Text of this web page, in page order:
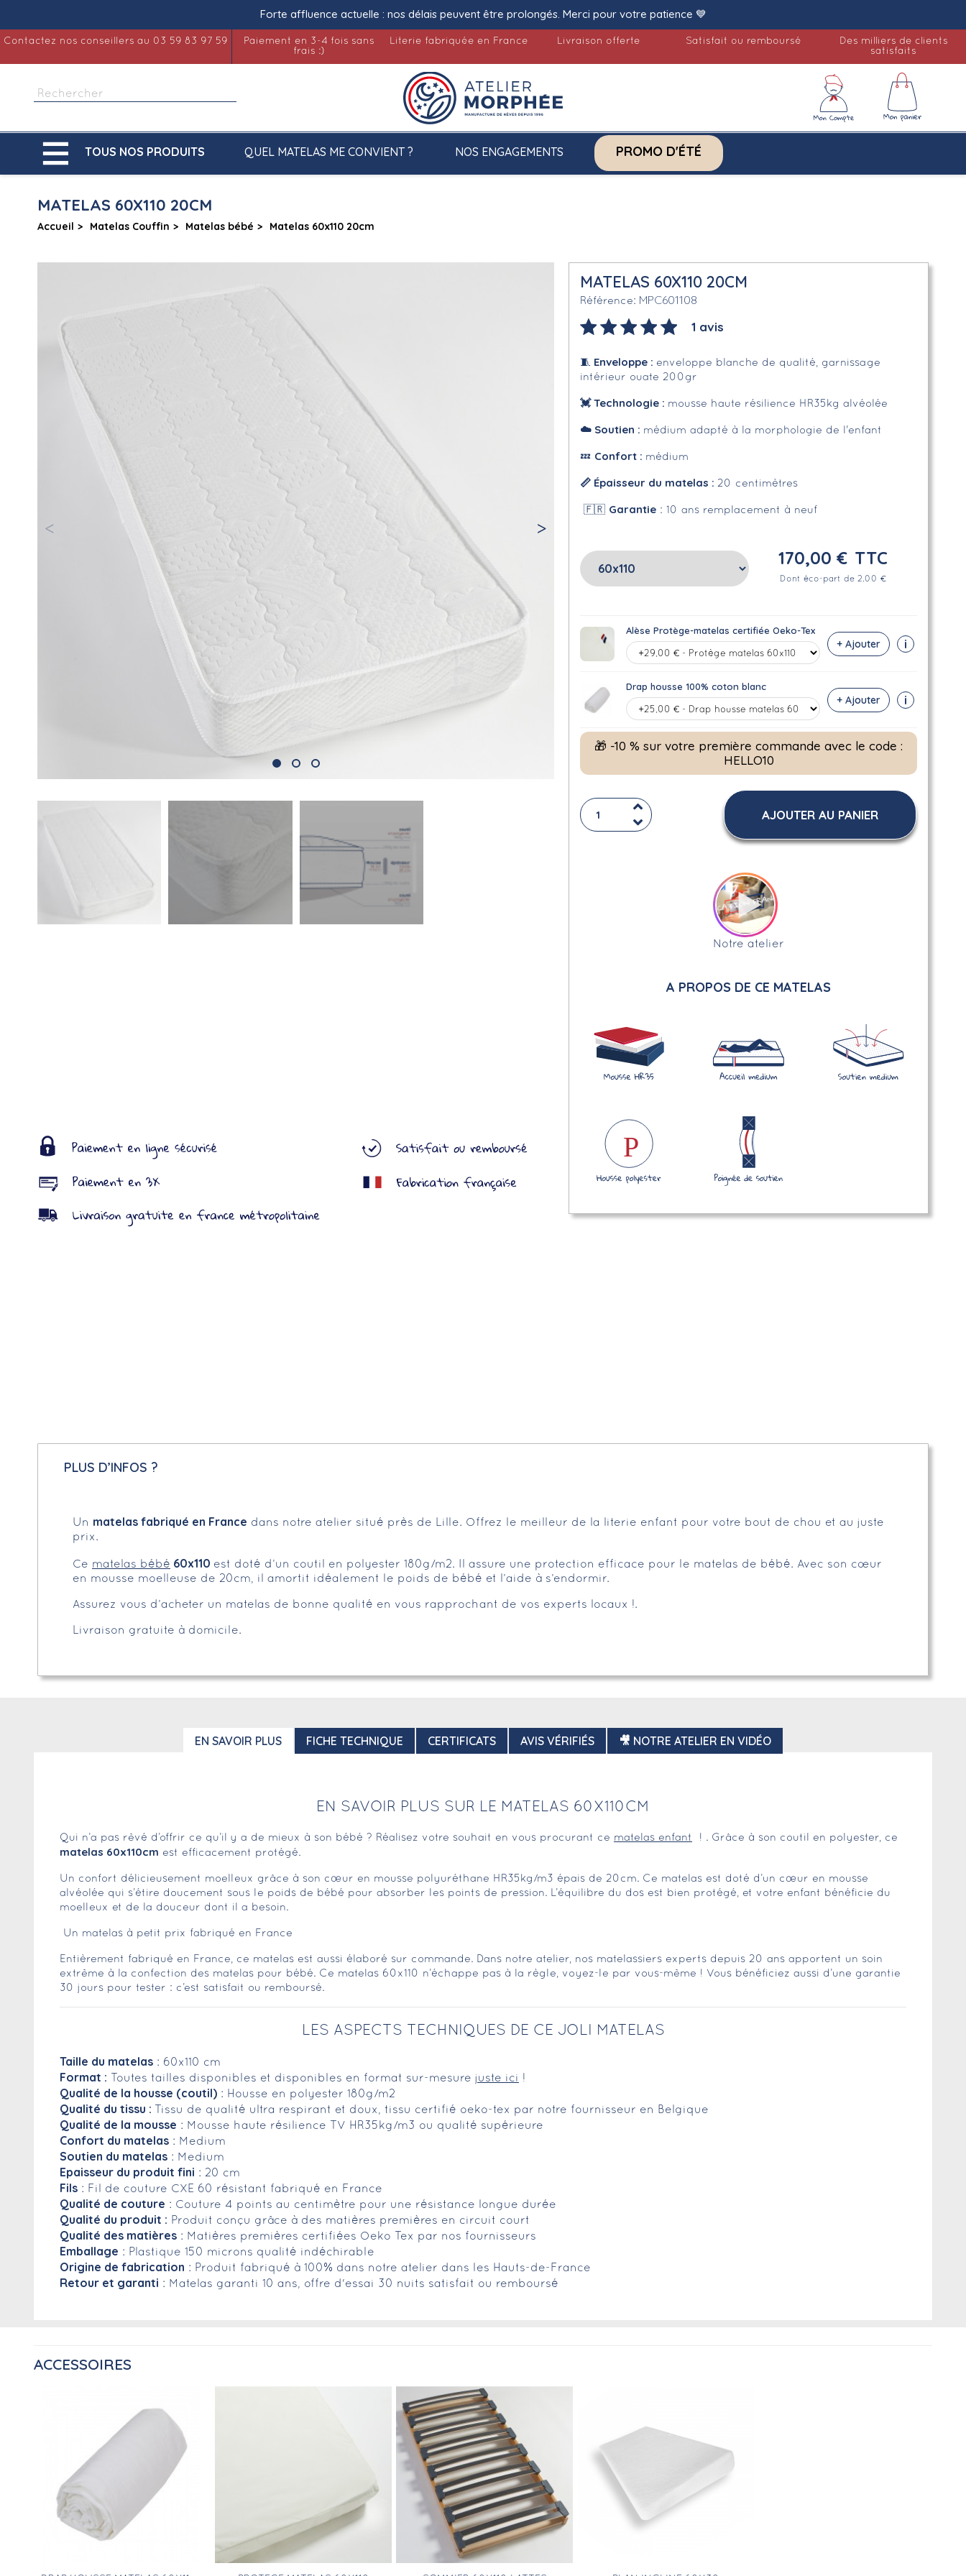
Forte affluence actuelle : nos délais peuvent être prolongés. Merci pour votre patience 💙
Contactez nos conseillers au 03 59 83 97 59
Paiement en 3-4 fois sans
frais :)
Literie fabriquée en France Livraison offerte Satisfait ou remboursé
Des milliers de clients
satisfaits
 TOUS NOS PRODUITS QUEL MATELAS ME CONVIENT ? NOS ENGAGEMENTS PROMO D'ÉTÉ
MATELAS 60X110 20CM
Accueil Matelas Couffin Matelas bébé Matelas 60x110 20cm
MATELAS 60X110 20CM
Référence MPC601108
1 avis
🧵 Enveloppe : enveloppe blanche de qualité, garnissage
intérieur ouate 200gr
💓 Technologie : mousse haute résilience HR35kg alvéolée
☁️ Soutien : médium adapté à la morphologie de l'enfant
💤 Confort : médium
📏 Épaisseur du matelas :20 centimètres
🇫🇷 Garantie : 10 ans remplacement à neuf
170,00 € TTC
Dont éco-part de 2.00 €
Alèse Protège-matelas certifiée Oeko-Tex
+ Ajouter i
Drap housse 100% coton blanc
+ Ajouter i
🎁 -10 % sur votre première commande avec le code :
HELLO10
AJOUTER AU PANIER
Notre atelier
A PROPOS DE CE MATELAS
PLUS D’INFOS ?
Un matelas fabriqué en France dans notre atelier situé près de Lille. Offrez le meilleur de la literie enfant pour votre bout de chou et au juste
prix.
Ce matelas bébé 60x110 est doté d’un coutil en polyester 180g/m2. Il assure une protection efficace pour le matelas de bébé. Avec son cœur
en mousse moelleuse de 20cm, il amortit idéalement le poids de bébé et l’aide à s’endormir.
Assurez vous d’acheter un matelas de bonne qualité en vous rapprochant de vos experts locaux !.
Livraison gratuite à domicile.
EN SAVOIR PLUS FICHE TECHNIQUE CERTIFICATS AVIS VÉRIFIÉS 🎥 NOTRE ATELIER EN VIDÉO
EN SAVOIR PLUS SUR LE MATELAS 60X110CM
Qui n’a pas rêvé d’offrir ce qu’il y a de mieux à son bébé ? Réalisez votre souhait en vous procurant ce matelas enfant ! . Grâce à son coutil en polyester, ce
matelas 60x110cm est efficacement protégé.
Un confort délicieusement moelleux grâce à son cœur en mousse polyuréthane HR35kg/m3 épais de 20cm. Ce matelas est doté d’un cœur en mousse
alvéolée qui s’étire doucement sous le poids de bébé pour absorber les points de pression. L’équilibre du dos est bien protégé, et votre enfant bénéficie du
moelleux et de la douceur dont il a besoin.
Un matelas à petit prix fabriqué en France
Entièrement fabriqué en France, ce matelas est aussi élaboré sur commande. Dans notre atelier, nos matelassiers experts depuis 20 ans apportent un soin
extrême à la confection des matelas pour bébé. Ce matelas 60x110 n’échappe pas à la règle, voyez-le par vous-même ! Vous bénéficiez aussi d’une garantie
30 jours pour tester : c’est satisfait ou remboursé.
LES ASPECTS TECHNIQUES DE CE JOLI MATELAS
Taille du matelas : 60x110 cm
Format : Toutes tailles disponibles et disponibles en format sur-mesure juste ici !
Qualité de la housse (coutil) : Housse en polyester 180g/m2
Qualité du tissu : Tissu de qualité ultra respirant et doux, tissu certifié oeko-tex par notre fournisseur en Belgique
Qualité de la mousse : Mousse haute résilience TV HR35kg/m3 ou qualité supérieure
Confort du matelas : Medium
Soutien du matelas : Medium
Epaisseur du produit fini : 20 cm
Fils : Fil de couture CXE 60 résistant fabriqué en France
Qualité de couture : Couture 4 points au centimètre pour une résistance longue durée
Qualité du produit : Produit conçu grâce à des matières premières en circuit court
Qualité des matières : Matières premières certifiées Oeko Tex par nos fournisseurs
Emballage : Plastique 150 microns qualité indéchirable
Origine de fabrication : Produit fabriqué à 100% dans notre atelier dans les Hauts-de-France
Retour et garanti : Matelas garanti 10 ans, offre d'essai 30 nuits satisfait ou remboursé
ACCESSOIRES